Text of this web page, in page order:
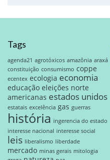
Tags
agenda21 agrotóxicos amazônia araxá
constituição consumismo coppe
ecentex ecologia economia
educação eleições norte
americanas estados unidos
estatais excelência gas guerras
história ingerencia do estado
interesse nacional interesse social
leis liberalismo liberdade
mercado minas gerais mitologia